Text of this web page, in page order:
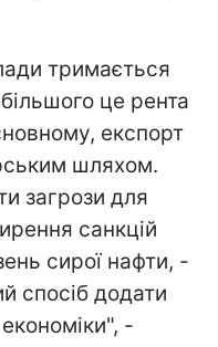
тримається
це рента
експорт
шляхом.
загрози для
санкцій
сирої нафти, -
спосіб додати
-